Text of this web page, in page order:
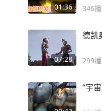
01:36 346
07:28
德凯
299
“宇